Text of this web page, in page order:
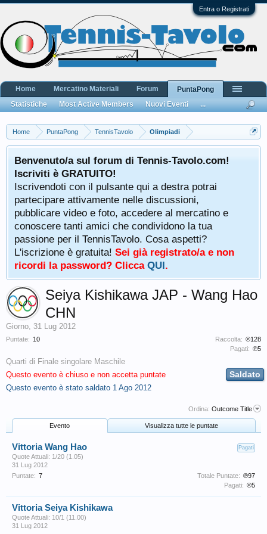
Entra o Registrati
Home PuntaPong TennisTavolo Olimpiadi
Benvenuto/a sul forum di Tennis-Tavolo.com!
Iscriviti è GRATUITO!
Iscrivendoti con il pulsante qui a destra potrai
partecipare attivamente nelle discussioni,
pubblicare video e foto, accedere al mercatino e
conoscere tanti amici che condividono la tua
passione per il TennisTavolo. Cosa aspetti?
L'iscrizione è gratuita! Sei già registrato/a e non
ricordi la password? Clicca QUI.
Puntate: 10 Raccolta: ℗128
Pagati: ℗5
Seiya Kishikawa JAP - Wang Hao
CHN
Giorno, 31 Lug 2012
Saldato
Quarti di Finale singolare Maschile
Questo evento è chiuso e non accetta puntate
Questo evento è stato saldato 1 Ago 2012
Ordina: Outcome Title
Evento Visualizza tutte le puntate
Pagati
Vittoria Wang Hao
Quote Attuali: 1/20 (1.05)
31 Lug 2012
Puntate: 7 Totale Puntate: ℗97
Pagati: ℗5
Vittoria Seiya Kishikawa
Quote Attuali: 10/1 (11.00)
31 Lug 2012
Home Mercatino Materiali Forum
PuntaPong
Statistiche
Most Active Members Nuovi Eventi ...